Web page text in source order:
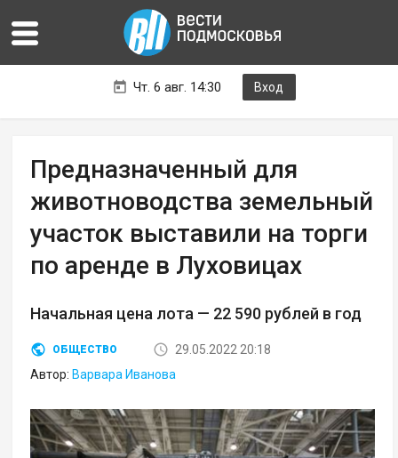
Чт. 6 авг. 14:30 Вход
Предназначенный для
животноводства земельный
участок выставили на торги
по аренде в Луховицах
Начальная цена лота — 22 590 рублей в год
ОБЩЕСТВО
29.05.2022 20:18
Автор: Варвара Иванова